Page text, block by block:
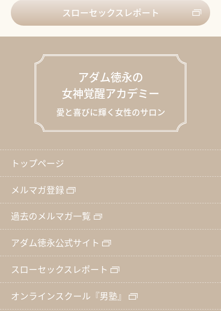
スローセックスレポート
アダム徳永の
女神覚醒アカデミー
愛と喜びに輝く女性のサロン
トップページ
メルマガ登録
過去のメルマガ一覧
アダム徳永公式サイト
スローセックスレポート
オンラインスクール『男塾』